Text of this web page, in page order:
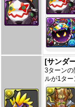
[サンダ
3ターン
ルが1ター